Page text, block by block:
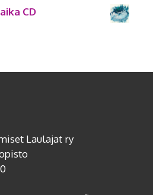
CD
Laulajat ry